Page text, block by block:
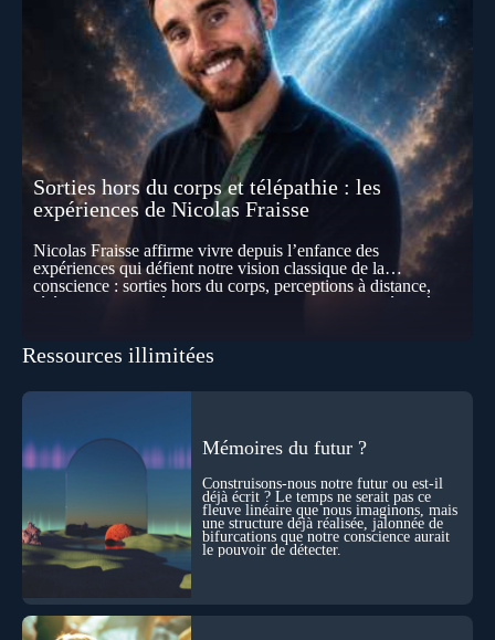
Sorties hors du corps et télépathie : les
expériences de Nicolas Fraisse
Nicolas Fraisse affirme vivre depuis l’enfance des
expériences qui défient notre vision classique de la
conscience : sorties hors du corps, perceptions à distance,
télépathie spontanée… Comment accueillir ces phénomènes
les pensées d’autrui ? Que deviennent l’espace, le temps… et
disparaître ? Au fil de cet échange, Nicolas raconte ses
durant ses sorties, protocoles scientifiques… et toujours, cette
sensation étrange d’être relié à bien plus vaste que lui-même
! Sommes-nous à l’aube d’une révolution de la conscience ?
Sans doute. Mais encore faut-il accepter d’explorer ces
territoires avec lucidité, et rigueur…
Ressources illimitées
Mémoires du futur ?
Construisons-nous notre futur ou est-il
déjà écrit ? Le temps ne serait pas ce
fleuve linéaire que nous imaginons, mais
une structure déjà réalisée, jalonnée de
bifurcations que notre conscience aurait
le pouvoir de détecter.